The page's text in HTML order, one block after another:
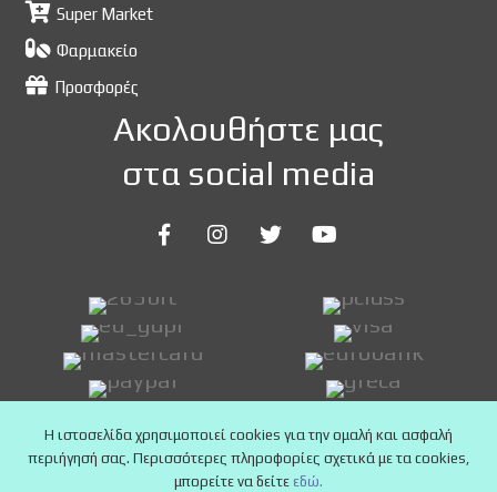
Η ιστοσελίδα χρησιμοποιεί cookies για την ομαλή και ασφαλή
περιήγησή σας. Περισσότερες πληροφορίες σχετικά με τα cookies,
μπορείτε να δείτε εδώ.
Super Market
Φαρμακείο
Προσφορές
Ακολουθήστε μας
στα social media